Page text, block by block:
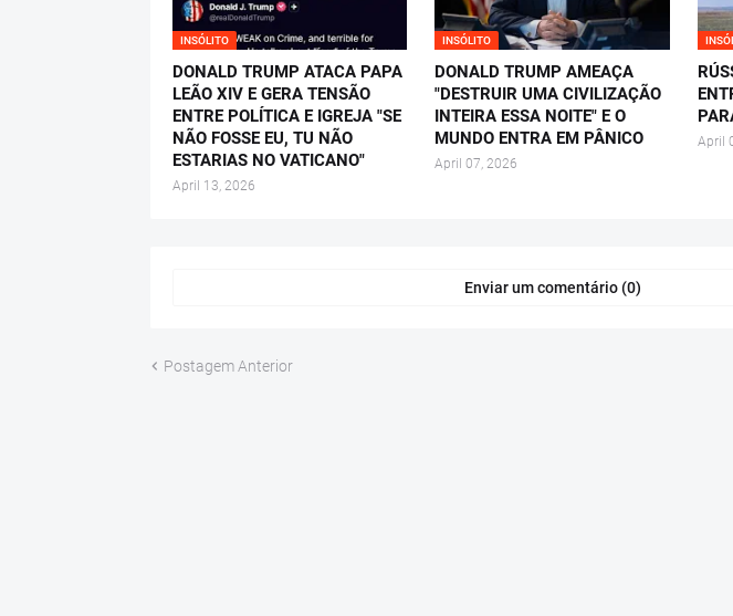
INSÓLITO
DONALD TRUMP ATACA PAPA
LEÃO XIV E GERA TENSÃO
ENTRE POLÍTICA E IGREJA "SE
NÃO FOSSE EU, TU NÃO
ESTARIAS NO VATICANO"
April 13, 2026
INSÓLITO
DONALD TRUMP AMEAÇA
"DESTRUIR UMA CIVILIZAÇÃO
INTEIRA ESSA NOITE" E O
MUNDO ENTRA EM PÂNICO
April 07, 2026
April
Enviar um comentário (0)
Postagem Anterior